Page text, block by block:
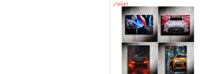
🔗404?